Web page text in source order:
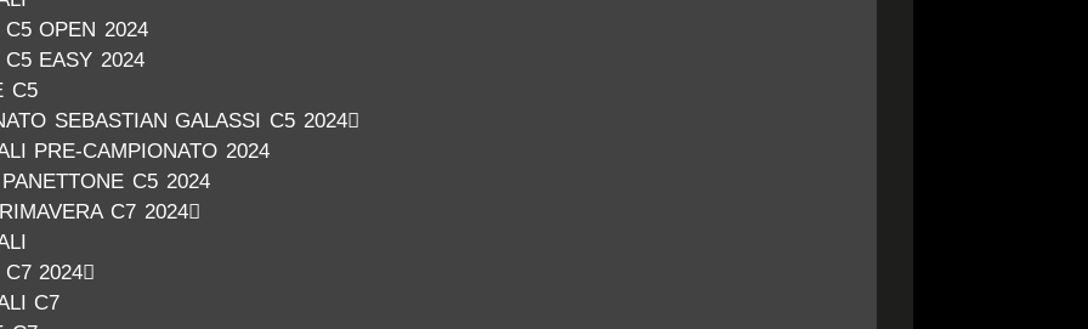
OPEN 2024
EASY 2024
C5
SEBASTIAN GALASSI C5 2024
PRE-CAMPIONATO 2024
C5 2024
C7 2024
C7 2024
C7